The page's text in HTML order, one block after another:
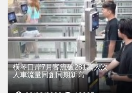
橫琴口岸7月客流破281萬人次
人車流量同創同期新高